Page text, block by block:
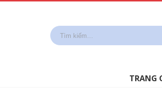
TRANG